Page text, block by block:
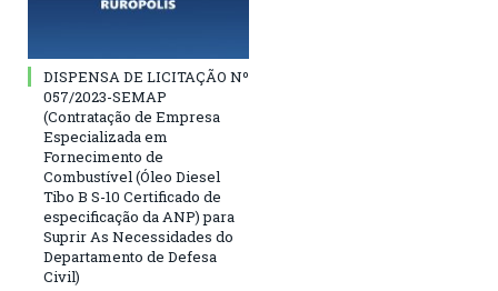
DISPENSA DE LICITAÇÃO Nº
057/2023-SEMAP
(Contratação de Empresa
Especializada em
Fornecimento de
Combustível (Óleo Diesel
Tibo B S-10 Certificado de
especificação da ANP) para
Suprir As Necessidades do
Departamento de Defesa
Civil)